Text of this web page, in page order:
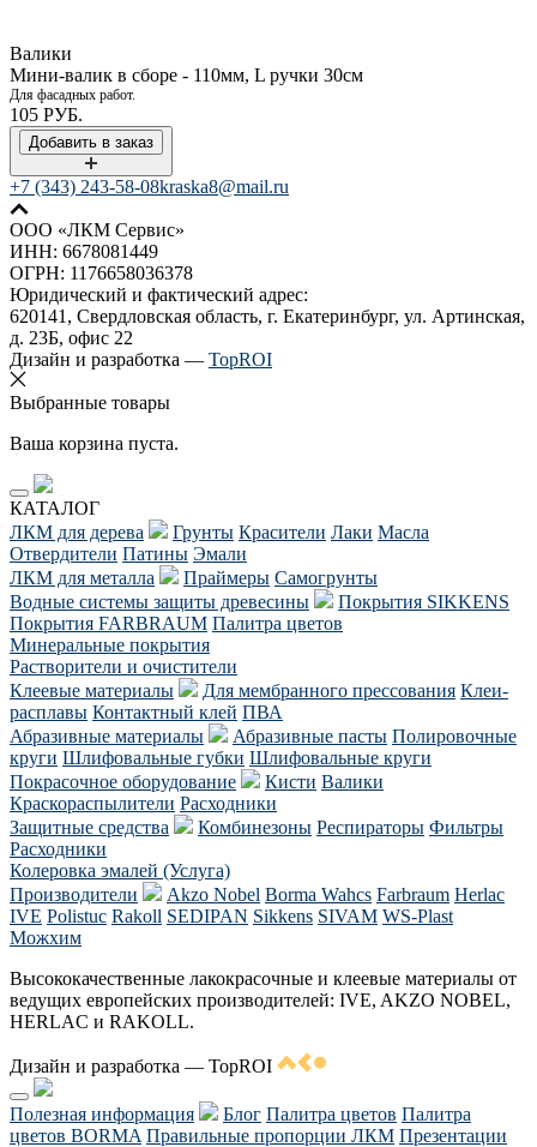
Валики
Мини-валик в сборе - 110мм, L ручки 30см
Для фасадных работ.
105 РУБ.
+7 (343) 243-58-08kraska8@mail.ru
ООО «ЛКМ Сервис»
ИНН: 6678081449
ОГРН: 1176658036378
Юридический и фактический адрес:
620141, Свердловская область, г. Екатеринбург, ул. Артинская,
д. 23Б, офис 22
Дизайн и разработка — TopROI
Выбранные товары
Ваша корзина пуста.
КАТАЛОГ
ЛКМ для дерева
Грунты Красители Лаки Масла
Отвердители Патины Эмали
ЛКМ для металла
Праймеры Самогрунты
Водные системы защиты древесины
Покрытия SIKKENS
Покрытия FARBRAUM Палитра цветов
Минеральные покрытия
Растворители и очистители
Клеевые материалы
Для мембранного прессования Клеи-
расплавы Контактный клей ПВА
Абразивные материалы
Абразивные пасты Полировочные
круги Шлифовальные губки Шлифовальные круги
Покрасочное оборудование
Кисти Валики
Краскораспылители Расходники
Защитные средства
Комбинезоны Респираторы Фильтры
Расходники
Колеровка эмалей (Услуга)
Производители
Akzo Nobel Borma Wahcs Farbraum Herlac
IVE Polistuc Rakoll SEDIPAN Sikkens SIVAM WS-Plast
Можхим
Высококачественные лакокрасочные и клеевые материалы от
ведущих европейских производителей: IVE, AKZO NOBEL,
HERLAC и RAKOLL.
Дизайн и разработка — TopROI
Полезная информация Блог Палитра цветов Палитра
цветов BORMA Правильные пропорции ЛКМ Презентации